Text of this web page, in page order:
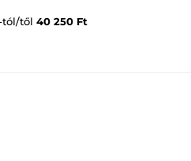
tól/től 40 250 Ft